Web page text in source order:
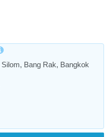
Bang Rak, Bangkok